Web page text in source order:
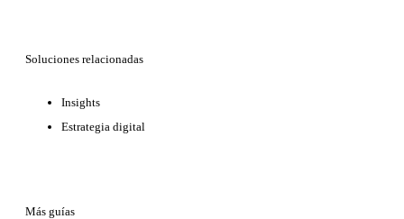
Soluciones relacionadas
Insights
Estrategia digital
Más guías